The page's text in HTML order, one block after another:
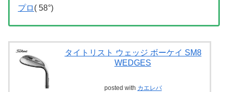
プロ ( 58°)
タイトリスト ウェッジ ボーケイ SM8
WEDGES
posted with カエレバ